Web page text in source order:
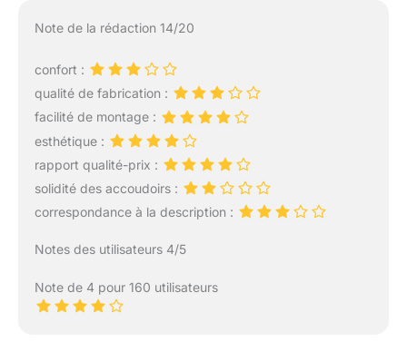
Note de la rédaction 14/20
confort :
qualité de fabrication :
facilité de montage :
esthétique :
rapport qualité-prix :
solidité des accoudoirs :
correspondance à la description :
Notes des utilisateurs 4/5
Note de 4 pour 160 utilisateurs